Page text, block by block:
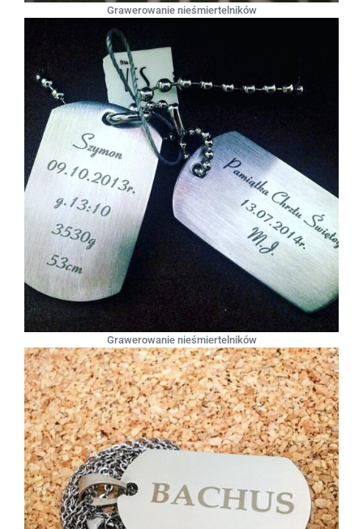
Grawerowanie nieśmiertelników
Grawerowanie nieśmiertelników